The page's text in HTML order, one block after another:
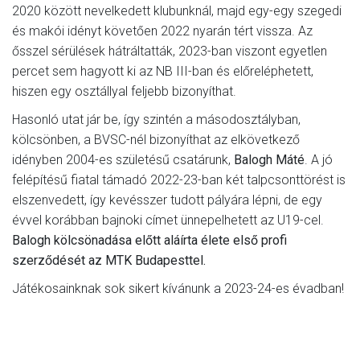
2020 között nevelkedett klubunknál, majd egy-egy szegedi
és makói idényt követően 2022 nyarán tért vissza. Az
ősszel sérülések hátráltatták, 2023-ban viszont egyetlen
percet sem hagyott ki az NB III-ban és előreléphetett,
hiszen egy osztállyal feljebb bizonyíthat.
Hasonló utat jár be, így szintén a másodosztályban,
kölcsönben, a BVSC-nél bizonyíthat az elkövetkező
idényben 2004-es születésű csatárunk, Balogh Máté. A jó
felépítésű fiatal támadó 2022-23-ban két talpcsonttörést is
elszenvedett, így kevésszer tudott pályára lépni, de egy
évvel korábban bajnoki címet ünnepelhetett az U19-cel.
Balogh kölcsönadása előtt aláírta élete első profi
szerződését az MTK Budapesttel.
Játékosainknak sok sikert kívánunk a 2023-24-es évadban!